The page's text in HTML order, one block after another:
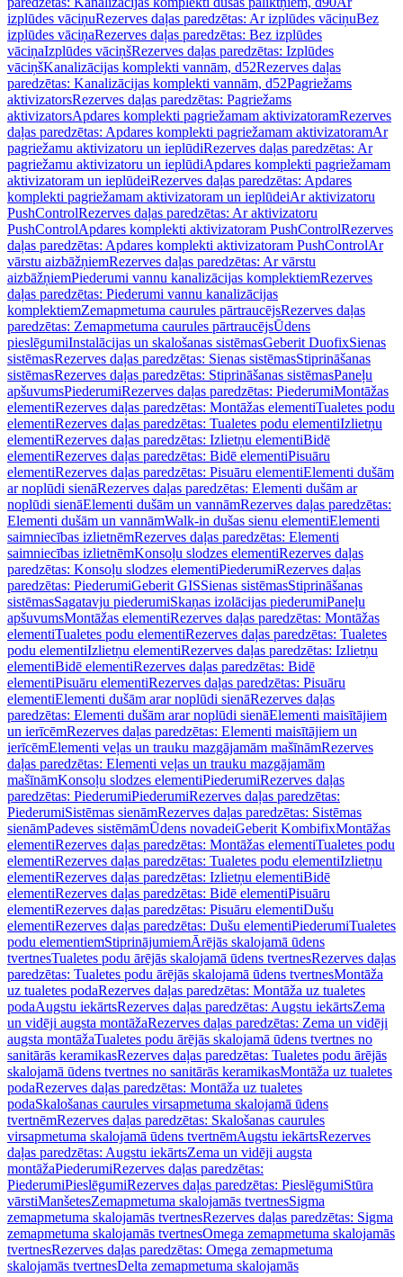
izplūdes vāciņuRezerves daļas paredzētas: Ar izplūdes vāciņuBez
izplūdes vāciņaRezerves daļas paredzētas: Bez izplūdes
vāciņaIzplūdes vāciņšRezerves daļas paredzētas: Izplūdes
vāciņšKanalizācijas komplekti vannām, d52Rezerves daļas
paredzētas: Kanalizācijas komplekti vannām, d52Pagriežams
aktivizatorsRezerves daļas paredzētas: Pagriežams
aktivizatorsApdares komplekti pagriežamam aktivizatoramRezerves
daļas paredzētas: Apdares komplekti pagriežamam aktivizatoramAr
pagriežamu aktivizatoru un ieplūdiRezerves daļas paredzētas: Ar
pagriežamu aktivizatoru un ieplūdiApdares komplekti pagriežamam
aktivizatoram un ieplūdeiRezerves daļas paredzētas: Apdares
komplekti pagriežamam aktivizatoram un ieplūdeiAr aktivizatoru
PushControlRezerves daļas paredzētas: Ar aktivizatoru
PushControlApdares komplekti aktivizatoram PushControlRezerves
daļas paredzētas: Apdares komplekti aktivizatoram PushControlAr
vārstu aizbāžņiemRezerves daļas paredzētas: Ar vārstu
aizbāžņiemPiederumi vannu kanalizācijas komplektiemRezerves
daļas paredzētas: Piederumi vannu kanalizācijas
komplektiemZemapmetuma caurules pārtraucējsRezerves daļas
paredzētas: Zemapmetuma caurules pārtraucējsŪdens
pieslēgumiInstalācijas un skalošanas sistēmasGeberit DuofixSienas
sistēmasRezerves daļas paredzētas: Sienas sistēmasStiprināšanas
sistēmasRezerves daļas paredzētas: Stiprināšanas sistēmasPaneļu
apšuvumsPiederumiRezerves daļas paredzētas: PiederumiMontāžas
elementiRezerves daļas paredzētas: Montāžas elementiTualetes podu
elementiRezerves daļas paredzētas: Tualetes podu elementiIzlietņu
elementiRezerves daļas paredzētas: Izlietņu elementiBidē
elementiRezerves daļas paredzētas: Bidē elementiPisuāru
elementiRezerves daļas paredzētas: Pisuāru elementiElementi dušām
ar noplūdi sienāRezerves daļas paredzētas: Elementi dušām ar
noplūdi sienāElementi dušām un vannāmRezerves daļas paredzētas:
Elementi dušām un vannāmWalk-in dušas sienu elementiElementi
saimniecības izlietnēmRezerves daļas paredzētas: Elementi
saimniecības izlietnēmKonsoļu slodzes elementiRezerves daļas
paredzētas: Konsoļu slodzes elementiPiederumiRezerves daļas
paredzētas: PiederumiGeberit GISSienas sistēmasStiprināšanas
sistēmasSagatavju piederumiSkaņas izolācijas piederumiPaneļu
apšuvumsMontāžas elementiRezerves daļas paredzētas: Montāžas
elementiTualetes podu elementiRezerves daļas paredzētas: Tualetes
podu elementiIzlietņu elementiRezerves daļas paredzētas: Izlietņu
elementiBidē elementiRezerves daļas paredzētas: Bidē
elementiPisuāru elementiRezerves daļas paredzētas: Pisuāru
elementiElementi dušām arar noplūdi sienāRezerves daļas
paredzētas: Elementi dušām arar noplūdi sienāElementi maisītājiem
un ierīcēmRezerves daļas paredzētas: Elementi maisītājiem un
ierīcēmElementi veļas un trauku mazgājamām mašīnāmRezerves
daļas paredzētas: Elementi veļas un trauku mazgājamām
mašīnāmKonsoļu slodzes elementiPiederumiRezerves daļas
paredzētas: PiederumiPiederumiRezerves daļas paredzētas:
PiederumiSistēmas sienāmRezerves daļas paredzētas: Sistēmas
sienāmPadeves sistēmāmŪdens novadeiGeberit KombifixMontāžas
elementiRezerves daļas paredzētas: Montāžas elementiTualetes podu
elementiRezerves daļas paredzētas: Tualetes podu elementiIzlietņu
elementiRezerves daļas paredzētas: Izlietņu elementiBidē
elementiRezerves daļas paredzētas: Bidē elementiPisuāru
elementiRezerves daļas paredzētas: Pisuāru elementiDušu
elementiRezerves daļas paredzētas: Dušu elementiPiederumiTualetes
podu elementiemStiprinājumiemĀrējās skalojamā ūdens
tvertnesTualetes podu ārējās skalojamā ūdens tvertnesRezerves daļas
paredzētas: Tualetes podu ārējās skalojamā ūdens tvertnesMontāža
uz tualetes podaRezerves daļas paredzētas: Montāža uz tualetes
podaAugstu iekārtsRezerves daļas paredzētas: Augstu iekārtsZema
un vidēji augsta montāžaRezerves daļas paredzētas: Zema un vidēji
augsta montāžaTualetes podu ārējās skalojamā ūdens tvertnes no
sanitārās keramikasRezerves daļas paredzētas: Tualetes podu ārējās
skalojamā ūdens tvertnes no sanitārās keramikasMontāža uz tualetes
podaRezerves daļas paredzētas: Montāža uz tualetes
podaSkalošanas caurules virsapmetuma skalojamā ūdens
tvertnēmRezerves daļas paredzētas: Skalošanas caurules
virsapmetuma skalojamā ūdens tvertnēmAugstu iekārtsRezerves
daļas paredzētas: Augstu iekārtsZema un vidēji augsta
montāžaPiederumiRezerves daļas paredzētas:
PiederumiPieslēgumiRezerves daļas paredzētas: PieslēgumiStūra
vārstiManšetesZemapmetuma skalojamās tvertnesSigma
zemapmetuma skalojamās tvertnesRezerves daļas paredzētas: Sigma
zemapmetuma skalojamās tvertnesOmega zemapmetuma skalojamās
tvertnesRezerves daļas paredzētas: Omega zemapmetuma
skalojamās tvertnesDelta zemapmetuma skalojamās